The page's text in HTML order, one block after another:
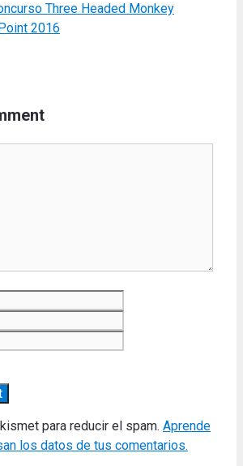
Three Headed Monkey
2016
para reducir el spam. Aprende
los datos de tus comentarios.